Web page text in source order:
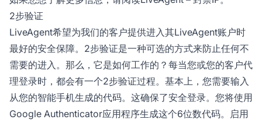
2步验证
LiveAgent希望为我们的客户提供进入其LiveAgent账户时
最好的安全保障。2步验证是一种可选的方式来防止任何不
需要的进入。那么，它是如何工作的？每当您或您的客户代
理登录时，都会有一个2步验证过程。基本上，您需要输入
从您的智能手机生成的代码。这确保了安全登录。您将使用
Google Authenticator应用程序生成这个6位数代码。启用